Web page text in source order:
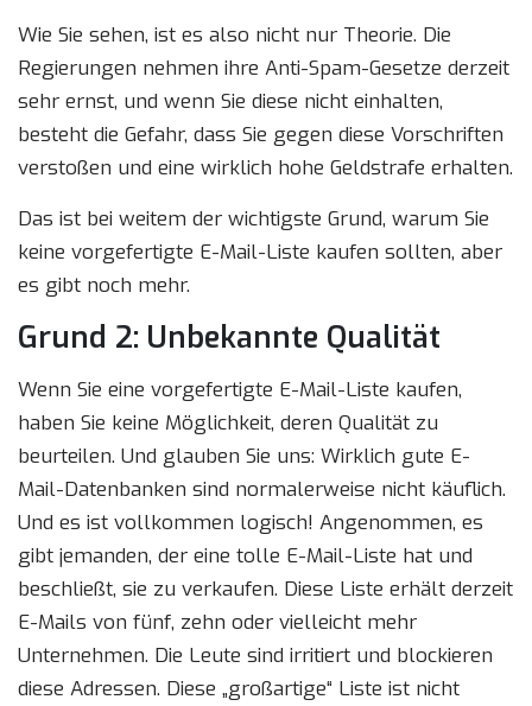
Wie Sie sehen, ist es also nicht nur Theorie. Die
Regierungen nehmen ihre Anti-Spam-Gesetze derzeit
sehr ernst, und wenn Sie diese nicht einhalten,
besteht die Gefahr, dass Sie gegen diese Vorschriften
verstoßen und eine wirklich hohe Geldstrafe erhalten.
Das ist bei weitem der wichtigste Grund, warum Sie
keine vorgefertigte E-Mail-Liste kaufen sollten, aber
es gibt noch mehr.
Grund 2: Unbekannte Qualität
Wenn Sie eine vorgefertigte E-Mail-Liste kaufen,
haben Sie keine Möglichkeit, deren Qualität zu
beurteilen. Und glauben Sie uns: Wirklich gute E-
Mail-Datenbanken sind normalerweise nicht käuflich.
Und es ist vollkommen logisch! Angenommen, es
gibt jemanden, der eine tolle E-Mail-Liste hat und
beschließt, sie zu verkaufen. Diese Liste erhält derzeit
E-Mails von fünf, zehn oder vielleicht mehr
Unternehmen. Die Leute sind irritiert und blockieren
diese Adressen. Diese „großartige“ Liste ist nicht